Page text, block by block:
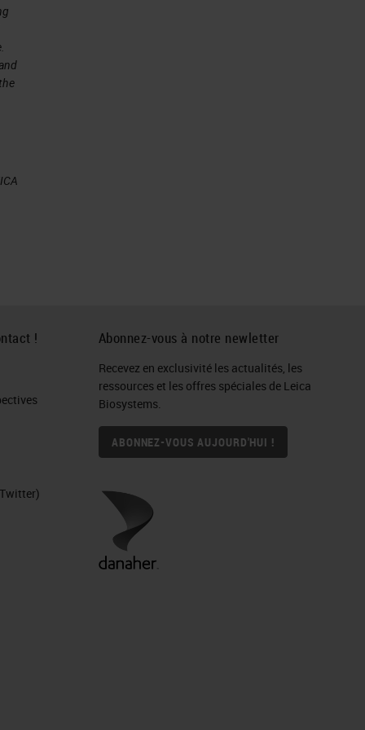
! Abonnez-vous à notre newletter
Recevez en exclusivité les actualités, les
ressources et les offres spéciales de Leica
Biosystems.
ABONNEZ-VOUS AUJOURD'HUI !